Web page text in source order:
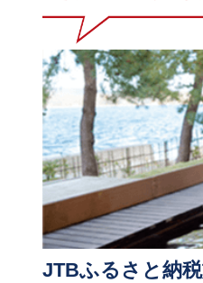
JTBふるさと納